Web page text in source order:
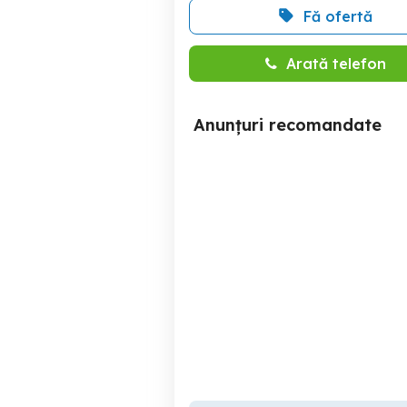
Fă ofertă
Arată telefon
Anunțuri recomandate